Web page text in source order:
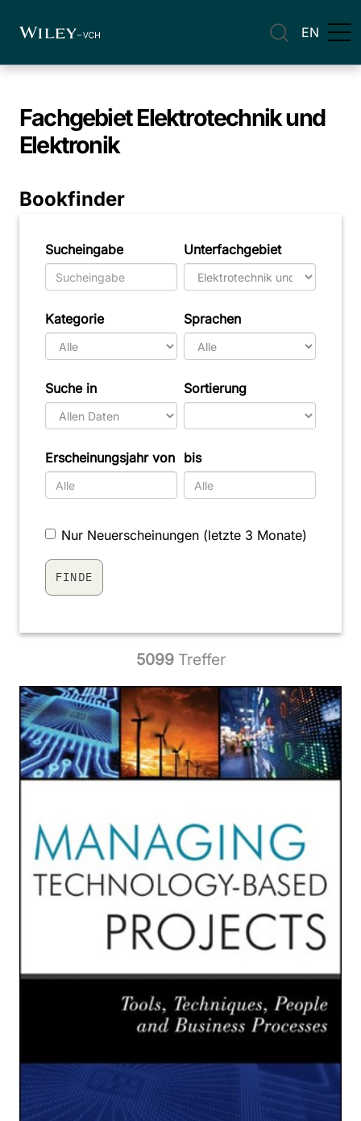
EN
FachgebietElektrotechnik und
Elektronik
Bookfinder
Sucheingabe Unterfachgebiet
Kategorie Sprachen
Suche in
Erscheinungsjahr von bis
Sortierung
Nur Neuerscheinungen (letzte 3 Monate)
5099Treffer